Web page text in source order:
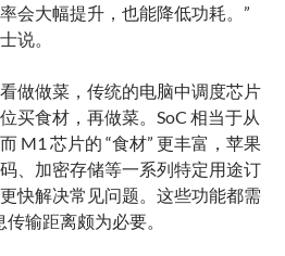
会大幅提升，也能降低功耗。”
说。
做做菜，传统的电脑中调度芯片
买食材，再做菜。SoC 相当于从
M1 芯片的 “食材” 更丰富，苹果
、加密存储等一系列特定用途订
快解决常见问题。这些功能都需
输距离颇为必要。